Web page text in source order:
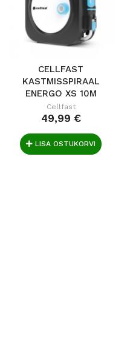
CELLFAST
KASTMISSPIRAAL
ENERGO XS 10M
Cellfast
49,99 €
LISA OSTUKORVI